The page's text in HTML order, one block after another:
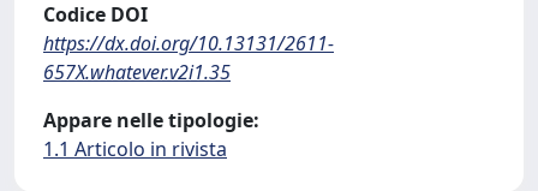
Codice DOI
https://dx.doi.org/10.13131/2611-
657X.whatever.v2i1.35
Appare nelle tipologie:
1.1 Articolo in rivista